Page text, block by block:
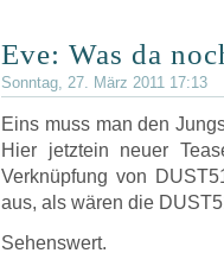
Eve: Was da
Sonntag, 27. März 2011 17:13
Eins muss man den
Hier jetztein neuer
Verknüpfung von
aus, als wären die
Sehenswert.